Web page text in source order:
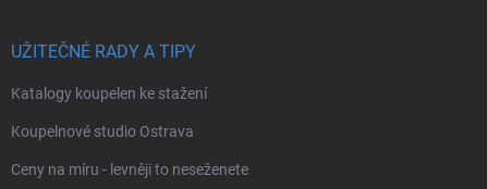
UŽITEČNÉ RADY A TIPY
Katalogy koupelen ke stažení
Koupelnové studio Ostrava
Ceny na míru - levněji to neseženete